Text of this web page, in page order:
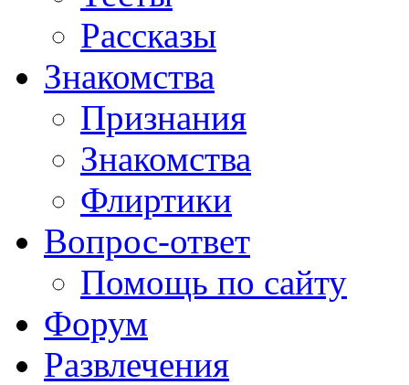
Рассказы
Знакомства
Признания
Знакомства
Флиртики
Вопрос-ответ
Помощь по сайту
Форум
Развлечения